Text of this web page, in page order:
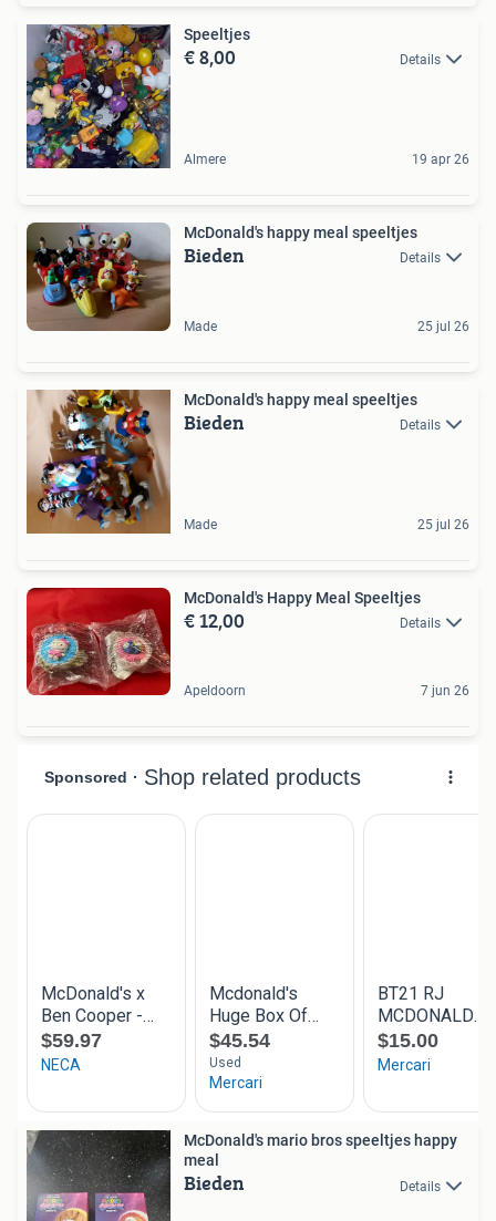
Speeltjes
€ 8,00 Details
Almere 19 apr 26
McDonald's happy meal speeltjes
Bieden Details
Made 25 jul 26
McDonald's happy meal speeltjes
Bieden Details
Made 25 jul 26
McDonald's Happy Meal Speeltjes
€ 12,00 Details
Apeldoorn 7 jun 26
McDonald's mario bros speeltjes happy
meal
Bieden Details